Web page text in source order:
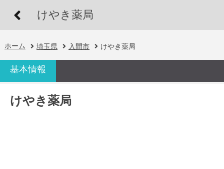
けやき薬局
ホーム 埼玉県 入間市 けやき薬局
基本情報
けやき薬局